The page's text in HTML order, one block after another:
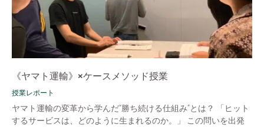
《ヤマト運輸》×ケースメソッド授業
授業レポート
ヤマト運輸の変革から学んだ“勝ち続ける仕組み”とは？ 「ヒット
するサービスは、どのように生まれるのか。」 この問いを出発